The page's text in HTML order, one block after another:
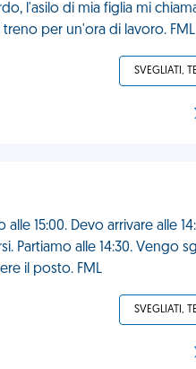
l'asilo di mia figlia mi
per un'ora di lavoro. FML
SVEGLIATI,
15:00. Devo arrivare alle
Partiamo alle 14:30. Vengo
il posto. FML
SVEGLIATI,